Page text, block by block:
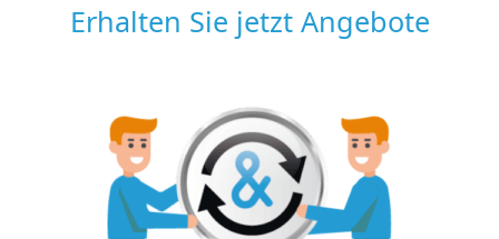
Erhalten Sie jetzt Angebote